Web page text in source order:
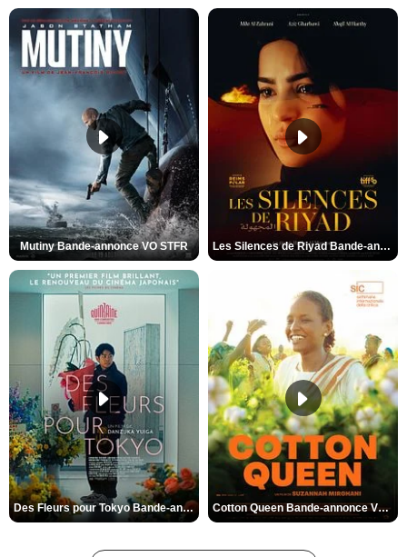
Mutiny Bande-annonce VO STFR Les Silences de Riyad Bande-annonce VO STFR
Des Fleurs pour Tokyo Bande-annonce VO STFR Cotton Queen Bande-annonce VO STFR